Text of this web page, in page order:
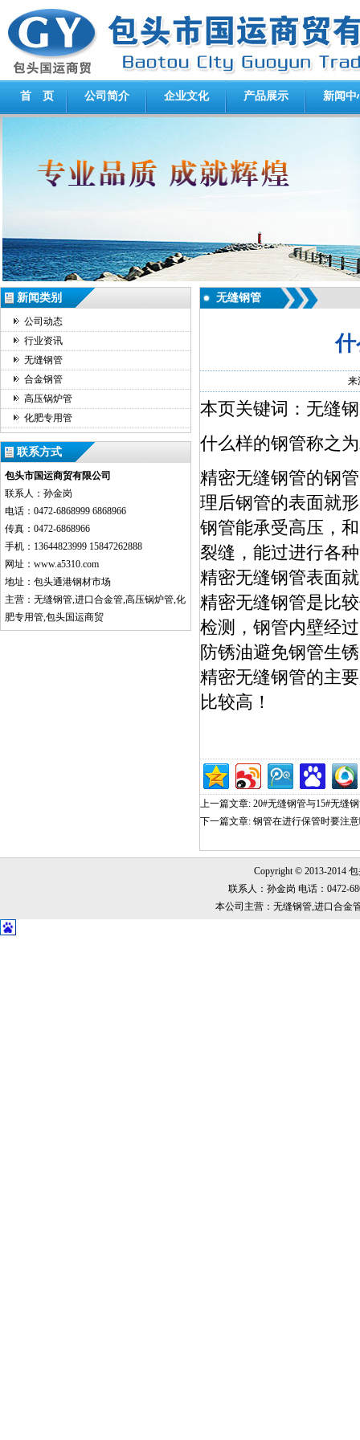
首 页 公司简介 企业文化 产品展示 新闻中
新闻类别
公司动态
行业资讯
无缝钢管
合金钢管
高压锅炉管
化肥专用管
联系方式
包头市国运商贸有限公司
联系人：孙金岗
电话：0472-6868999 6868966
传真：0472-6868966
手机：13644823999 15847262888
网址：www.a5310.com
地址：包头通港钢材市场
主营：无缝钢管,进口合金管,高压锅炉管,化
肥专用管,包头国运商贸
无缝钢管
什
来
本页关键词：无缝
什么样的钢管称之
精密无缝钢管的钢
理后钢管的表面就
钢管能承受高压，
裂缝，能过进行各
精密无缝钢管表面
精密无缝钢管是比
检测，钢管内壁经
防锈油避免钢管生
精密无缝钢管的主
比较高！
上一篇文章: 20#无缝钢管与15#无缝
下一篇文章: 钢管在进行保管时要注
Copyright © 2013-2014
联系人：孙金岗 电话：0472-
本公司主营：无缝钢管,进口合金